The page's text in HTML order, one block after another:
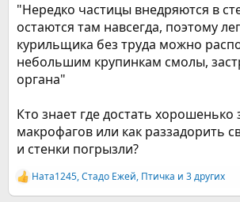
"Нередко частицы внедряются в
остаются там навсегда, поэтому
курильщика без труда можно
небольшим крупинкам смолы,
органа"
Кто знает где достать хорошенько
макрофагов или как раззадорить
и стенки погрызли?
Р
е
Ната1245,Стадо Ежей, Птичка и 3 других